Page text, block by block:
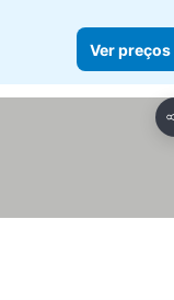
Ver preços